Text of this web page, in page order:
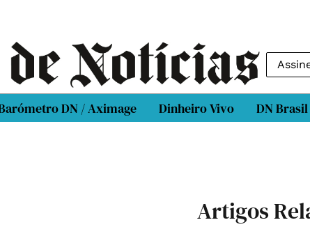
DN / Aximage Dinheiro Vivo DN Brasil
Artigos